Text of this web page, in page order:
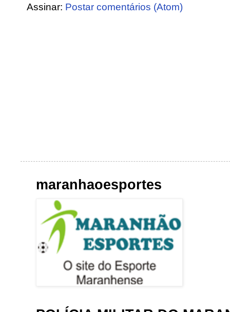
Assinar: Postar comentários (Atom)
maranhaoesportes